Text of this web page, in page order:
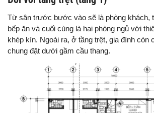
Từ sân trước bước vào sẽ là phòng khách,
bếp ăn và cuối cùng là hai phòng ngủ với
khép kín. Ngoài ra, ở tầng trệt, gia đình còn
chung đặt dưới gầm cầu thang.